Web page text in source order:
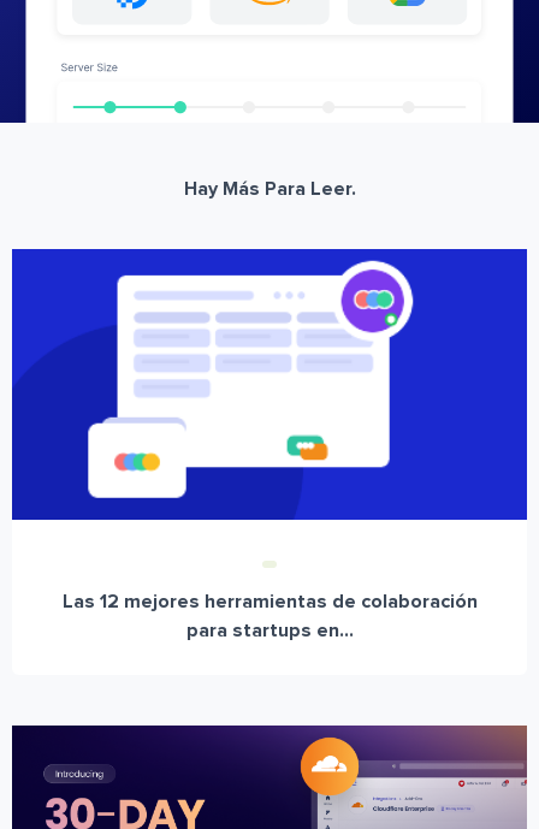
Hay Más Para Leer.
Las 12 mejores herramientas de colaboración
para startups en...